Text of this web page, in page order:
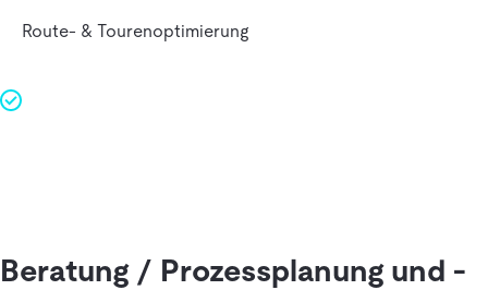
Route‑ & Touren­optimierung
Beratung / Prozessplanung und -